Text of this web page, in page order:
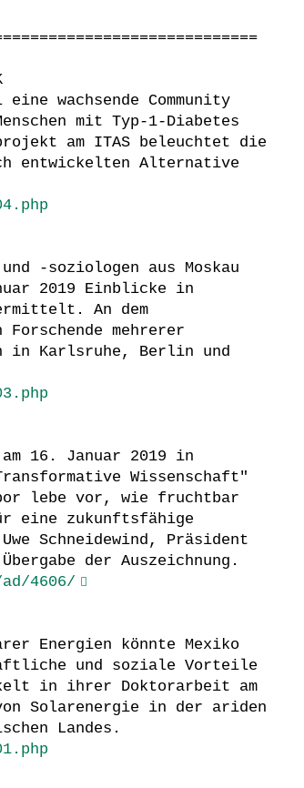
wachsende Community
mit Typ-1-Diabetes
am ITAS beleuchtet die
entwickelten Alternative
-soziologen aus Moskau
2019 Einblicke in
An dem
mehrerer
in Karlsruhe, Berlin und
16. Januar 2019 in
Wissenschaft"
lebe vor, wie fruchtbar
eine zukunftsfähige
Schneidewind, Präsident
der Auszeichnung.
4606/
Energien könnte Mexiko
und soziale Vorteile
in ihrer Doktorarbeit am
Solarenergie in der ariden
Landes.